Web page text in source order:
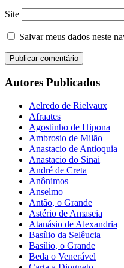
Site
Salvar meus dados neste
Autores Publicados
Aelredo de Rielvaux
Afraates
Agostinho de Hipona
Ambrosio de Milão
Anastacio de Antioquia
Anastacio do Sinai
André de Creta
Anônimos
Anselmo
Antão, o Grande
Astério de Amaseia
Atanásio de Alexandria
Basílio da Selêucia
Basílio, o Grande
Beda o Venerável